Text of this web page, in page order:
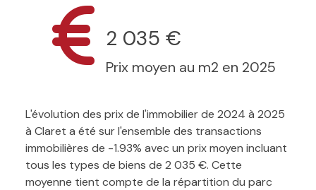
2 035 €
Prix moyen au m2 en 2025
L'évolution des prix de l'immobilier de 2024 à 2025
à Claret a été sur l'ensemble des transactions
immobilières de -1.93% avec un prix moyen incluant
tous les types de biens de 2 035 €. Cette
moyenne tient compte de la répartition du parc